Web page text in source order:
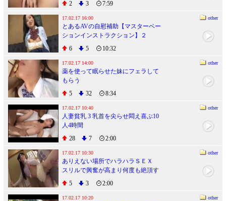
2 3 7:59
17.02.17 16:00 other
とあるAVの自慰補助【マスターベー
ションインストラクション】２
6
5 10:32
17.02.17 14:00 other
薬を使って眠らせた妹にフェラして
もらう
5
32 8:34
17.02.17 10:40 other
人妻貧乳 3 乳首を尖らせ悶え喜ぶ10
人4時間
28
7 2:00
17.02.17 10:30 other
ありえない場所でハラハラＳＥＸ
スリルで興奮が高まり何度も絶頂す
る あおいれな
5 3 2:00
17.02.17 10:20 other